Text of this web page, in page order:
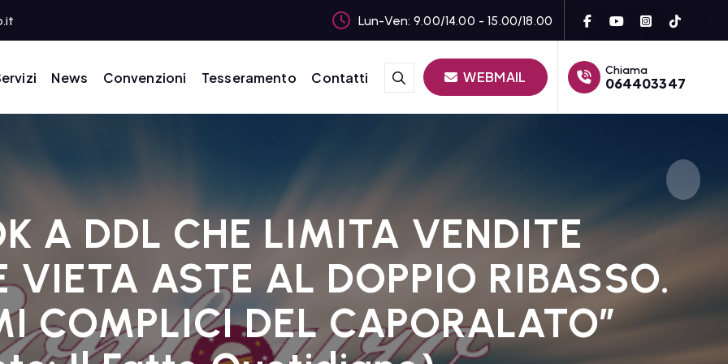
Lun-Ven: 9.00/14.00 - 15.00/18.00
News Convenzioni Tesseramento Contatti WEBMAIL Chiama
064403347
A DDL CHE LIMITA VENDITE
VIETA ASTE AL DOPPIO RIBASSO.
COMPLICI DEL CAPORALATO”